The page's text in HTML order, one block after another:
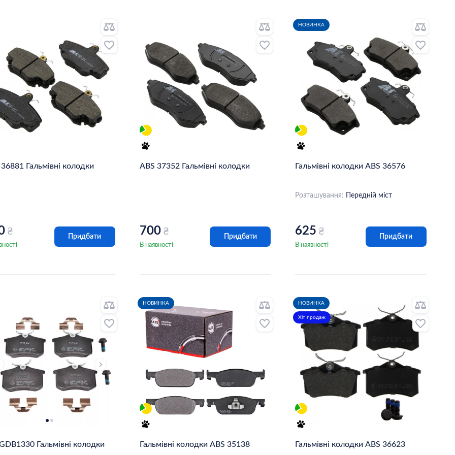
Гальмівні колодки
₴ Придбати
ABS 37352 Гальмівні колодки
700 ₴
В наявності
Придбати
НОВИНКА
Гальмівні колодки ABS 36576
Розташування: Передній міст
625 ₴
В наявності
Придбати
Гальмівні колодки
НОВИНКА
Гальмівні колодки ABS 35138
НОВИНКА
Хіт продаж
Гальмівні колодки ABS 36623